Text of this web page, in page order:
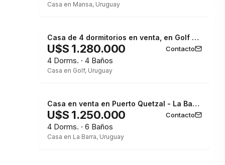
Casa en Mansa, Uruguay
Casa de 4 dormitorios en venta, en Golf Punta del Este
U$S 1.280.000 Contacto
4 Dorms. · 4 Baños
Casa en Golf, Uruguay
Casa en venta en Puerto Quetzal - La Barra
U$S 1.250.000 Contacto
4 Dorms. · 6 Baños
Casa en La Barra, Uruguay